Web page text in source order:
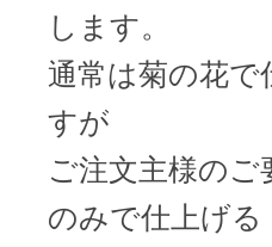
します。
通常は菊の花で
すが
ご注文主様の
のみで仕上げ